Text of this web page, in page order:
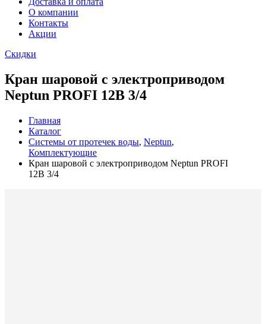
О компании
Контакты
Акции
Скидки
Кран шаровой с электроприводом
Neptun PROFI 12В 3/4
Главная
Каталог
Системы от протечек воды, Neptun,
Комплектующие
Кран шаровой с электроприводом Neptun PROFI
12В 3/4